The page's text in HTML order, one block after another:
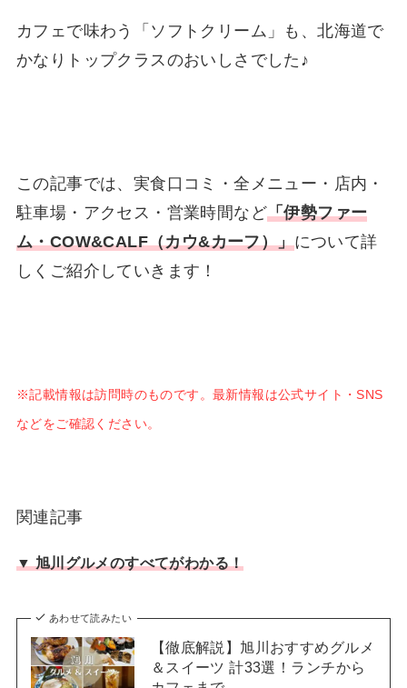
カフェで味わう「ソフトクリーム」も、北海道で
かなりトップクラスのおいしさでした♪
この記事では、実食口コミ・全メニュー・店内・
駐車場・アクセス・営業時間など「伊勢ファー
ム・COW&CALF（カウ&カーフ）」について詳
しくご紹介していきます！
※記載情報は訪問時のものです。最新情報は公式サイト・SNS
などをご確認ください。
関連記事
▼ 旭川グルメのすべてがわかる！
あわせて読みたい
【徹底解説】旭川おすすめグルメ
＆スイーツ 計33選！ランチから